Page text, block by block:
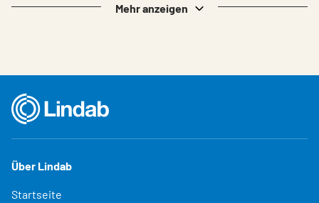
Mehr anzeigen
Über Lindab
Startseite